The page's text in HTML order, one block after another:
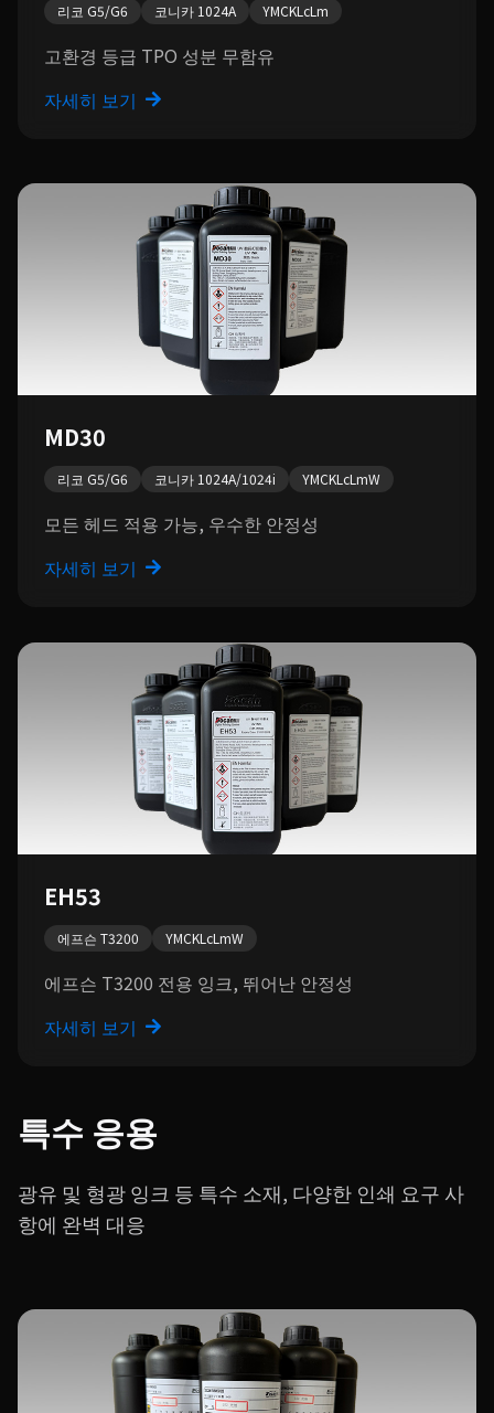
리코 G5/G6 코니카 1024A YMCKLcLm
고환경 등급 TPO 성분 무함유
자세히 보기
MD30
리코 G5/G6 코니카 1024A/1024i YMCKLcLmW
모든 헤드 적용 가능, 우수한 안정성
자세히 보기
EH53
에프슨 T3200 YMCKLcLmW
에프슨 T3200 전용 잉크, 뛰어난 안정성
자세히 보기
특수 응용
광유 및 형광 잉크 등 특수 소재, 다양한 인쇄 요구 사
항에 완벽 대응